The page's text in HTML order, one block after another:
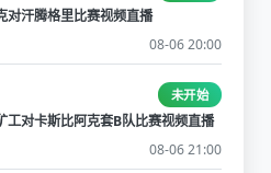
对汗腾格里比赛视频直播
08-06 20:00
未开始
工对卡斯比阿克套B队比赛视频直播
08-06 21:00